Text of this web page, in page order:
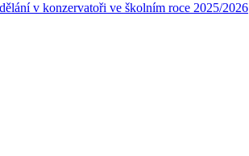
v konzervatoři ve školním roce 2025/2026